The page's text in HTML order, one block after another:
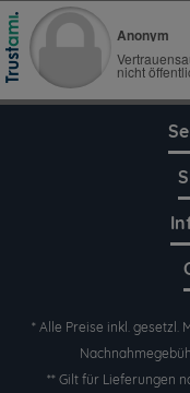
* Alle Preise inkl. gesetzl.
** Gilt für Lieferungen